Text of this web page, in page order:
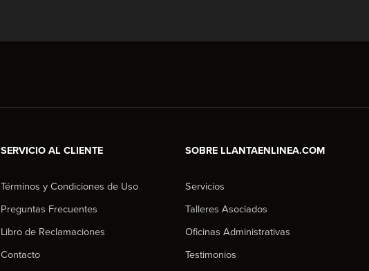
SERVICIO AL CLIENTE
Términos y Condiciones de Uso
Preguntas Frecuentes
Libro de Reclamaciones
Contacto
SOBRE LLANTAENLINEA.COM
Servicios
Talleres Asociados
Oficinas Administrativas
Testimonios